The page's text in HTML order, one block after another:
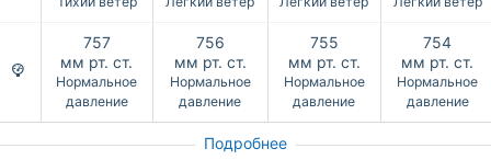
757
мм рт. ст.
Нормальное
давление
756
мм рт. ст.
Нормальное
давление
755
мм рт. ст.
Нормальное
давление
754
мм рт. ст.
Нормальное
давление
Подробнее